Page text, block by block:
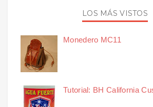
LOS MÁS VISTOS
Monedero MC11
Tutorial: BH California